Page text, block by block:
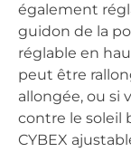
également
guidon de la
réglable en
peut être
allongée, ou si
contre le soleil
CYBEX